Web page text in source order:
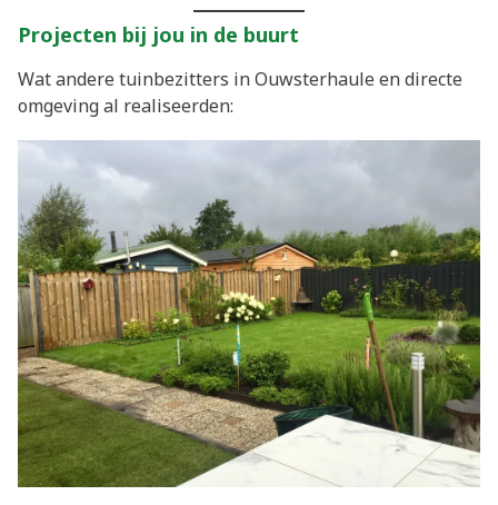
Projecten bij jou in de buurt
Wat andere tuinbezitters in Ouwsterhaule en directe
omgeving al realiseerden: